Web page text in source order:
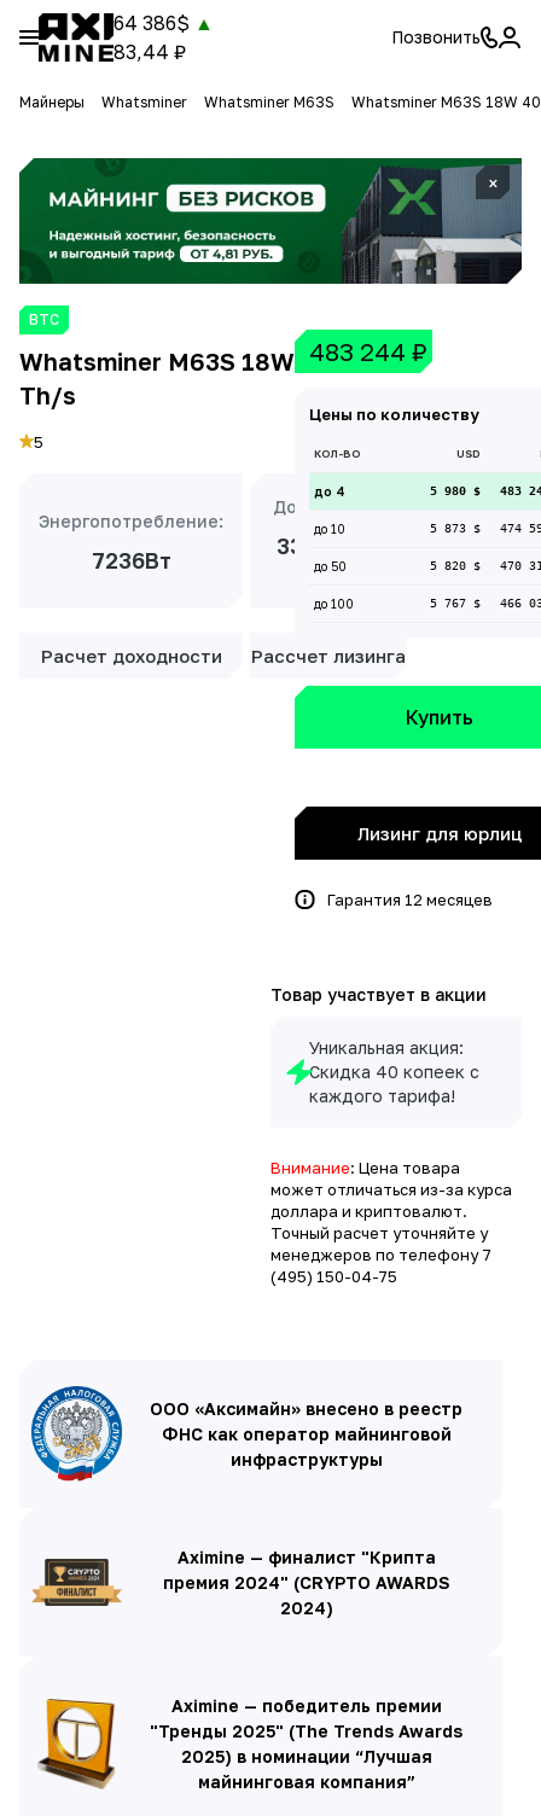
64 386$ ▲
83,44 ₽
Позвонить
Майнеры Whatsminer Whatsminer M63S Whatsminer M63S 18W
×
BTC
Whatsminer M63S 18W 402
Th/s
5
Энергопотребление:
7236Вт
Доходность:
33 825 ₽/
мес
Расчет доходности Рассчет лизинга
483 244 ₽
Цены по количеству
КОЛ-ВО USD
до 4 5 980 $ 483
до 10 5 873 $ 474
до 50 5 820 $ 470
до 100 5 767 $ 466
Купить
Лизинг для юрлиц
Гарантия 12 месяцев
Товар участвует в акции
Уникальная акция:
Скидка 40 копеек с
каждого тарифа!
Внимание: Цена товара
может отличаться из-за курса
доллара и криптовалют.
Точный расчет уточняйте у
менеджеров по телефону7
(495) 150-04-75
ООО «Аксимайн» внесено в реестр
ФНС как оператор майнинговой
инфраструктуры
Aximine — финалист "Крипта
премия 2024" (CRYPTO AWARDS
2024)
Aximine — победитель премии
"Тренды 2025" (The Trends Awards
2025) в номинации “Лучшая
майнинговая компания”